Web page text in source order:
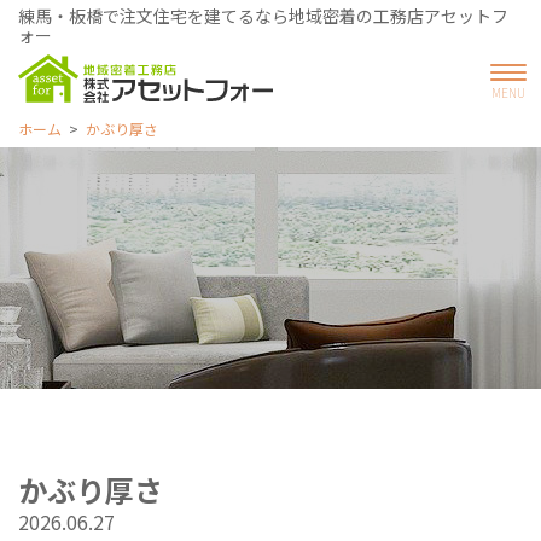
練馬・板橋で注文住宅を建てるなら地域密着の工務店アセットフ
ォー
ホーム かぶり厚さ
かぶり厚さ
2026.06.27